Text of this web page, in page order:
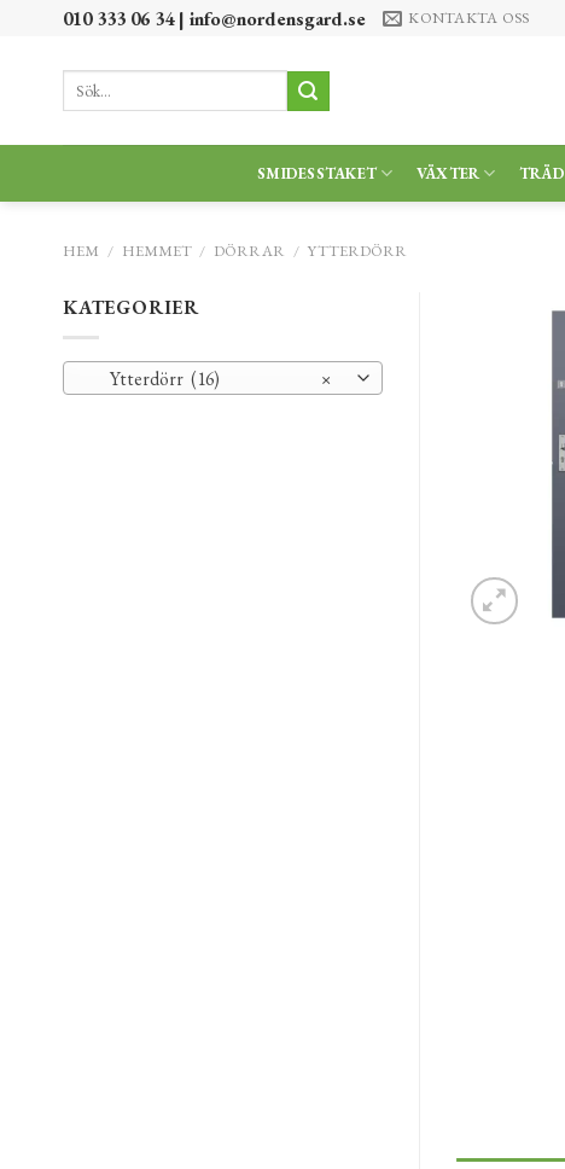
010 333 06 34 | info@nordensgard.se KONTAKTA OSS
efter:
SMIDESSTAKET VÄXTER TRÄD
HEM / HEMMET / DÖRRAR / YTTERDÖRR
KATEGORIER
×
Ytterdörr (16)